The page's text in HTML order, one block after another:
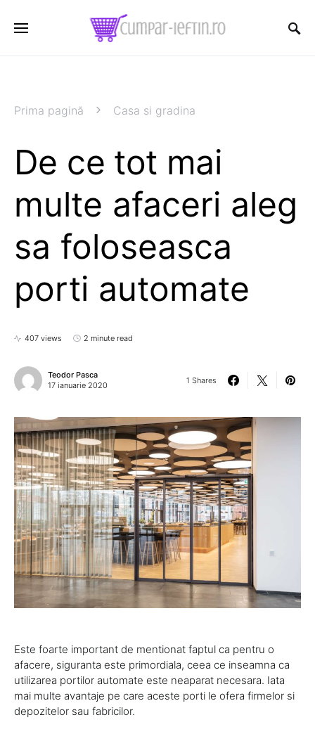
Prima pagină Casa si gradina
De ce tot mai
multe afaceri aleg
sa foloseasca
porti automate
407 views 2 minute read
Teodor Pasca
17 ianuarie 2020
1 Shares
Este foarte important de mentionat faptul ca pentru o
afacere, siguranta este primordiala, ceea ce inseamna ca
utilizarea portilor automate este neaparat necesara. Iata
mai multe avantaje pe care aceste porti le ofera firmelor si
depozitelor sau fabricilor.